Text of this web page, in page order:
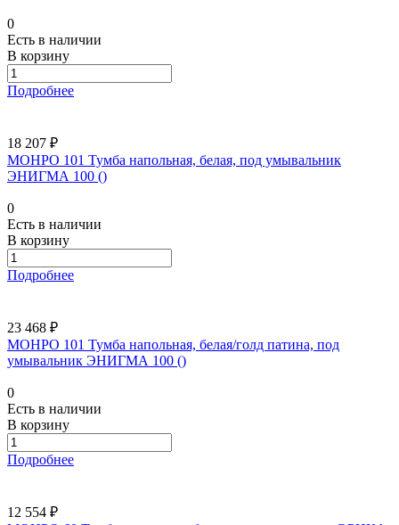
0
Есть в наличии
В корзину
Подробнее
18 207 ₽
МОНРО 101 Тумба напольная, белая, под умывальник
ЭНИГМА 100 ()
0
Есть в наличии
В корзину
Подробнее
23 468 ₽
МОНРО 101 Тумба напольная, белая/голд патина, под
умывальник ЭНИГМА 100 ()
0
Есть в наличии
В корзину
Подробнее
12 554 ₽